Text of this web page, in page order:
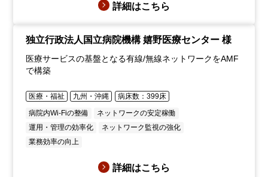
詳細はこちら
独立行政法人国立病院機構 嬉野医療センター 様
医療サービスの基盤となる有線/無線ネットワークをAMF
で構築
医療・福祉 九州・沖縄
病床数：399床
病院内Wi-Fiの整備
ネットワークの安定稼働
運用・管理の効率化
ネットワーク監視の強化
業務効率の向上
詳細はこちら